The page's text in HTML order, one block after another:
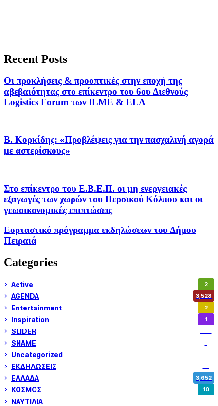
Recent Posts
Οι προκλήσεις & προοπτικές στην εποχή της
αβεβαιότητας στο επίκεντρο του 6ου Διεθνούς
Logistics Forum των ILME & ELA
Β. Κορκίδης: «Προβλέψεις για την πασχαλινή αγορά
με αστερίσκους»
Στο επίκεντρο του Ε.Β.Ε.Π. οι μη ενεργειακές
εξαγωγές των χωρών του Περσικού Κόλπου και οι
γεωοικονομικές επιπτώσεις
Εορταστικό πρόγραμμα εκδηλώσεων του Δήμου
Πειραιά
Categories
Active 2
AGENDA 3,528
Entertainment 2
Inspiration 1
SLIDER
SNAME
Uncategorized
ΕΚΔΗΛΩΣΕΙΣ
ΕΛΛΑΔΑ 3,652
ΚΟΣΜΟΣ 10
ΝΑΥΤΙΛΙΑ